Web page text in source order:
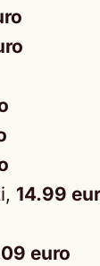
14.99
euro